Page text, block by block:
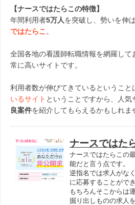
【ナースではたらこの特徴】
年間利用者5万人を突破し、勢いを伸
ではたらこ 。
全国各地の看護師転職情報を網羅して
常に高いサイトです。
利用者数が伸びてきているということ
いるサイト ということですから、人
良案件を紹介してもらえるかもしれま
ナースではた
ナースではたらこの
能だと言う点です。
逆指名では求人がな
に応募することができ
もちろんそこからは
掘り出しものの求人